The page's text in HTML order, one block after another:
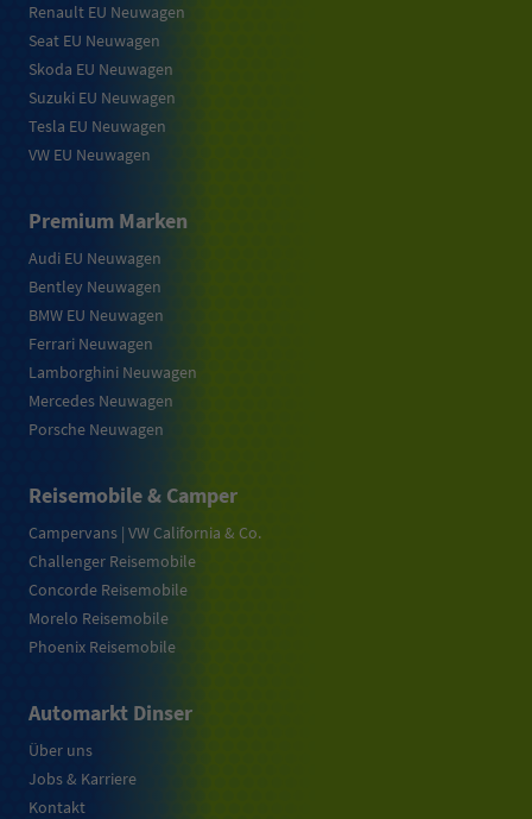
Renault EU Neuwagen
Seat EU Neuwagen
Skoda EU Neuwagen
Suzuki EU Neuwagen
Tesla EU Neuwagen
VW EU Neuwagen
Premium Marken
Audi EU Neuwagen
Bentley Neuwagen
BMW EU Neuwagen
Ferrari Neuwagen
Lamborghini Neuwagen
Mercedes Neuwagen
Porsche Neuwagen
Reisemobile & Camper
Campervans | VW California & Co.
Challenger Reisemobile
Concorde Reisemobile
Morelo Reisemobile
Phoenix Reisemobile
Automarkt Dinser
Über uns
Jobs & Karriere
Kontakt